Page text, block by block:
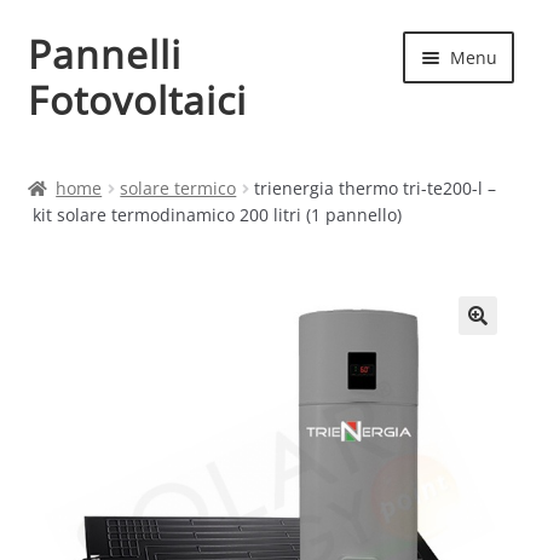
Vai
alla
navigazione
Vai
al
contenuto
Pannelli
Fotovoltaici
Menu
Cart
Produttori
home solare termico
trienergia thermo tri-te200-l –
kit solare termodinamico 200 litri (1 pannello)